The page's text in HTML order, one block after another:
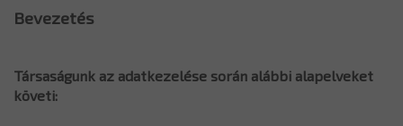
Bevezetés
Társaságunk az adatkezelése során alábbi alapelveket
követi: